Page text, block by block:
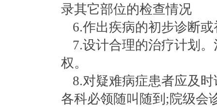
录其它部位的检查情况
6.作出疾病的初步诊断
7.设计合理的治疗计划
权。
8.对疑难病症患者应及
各科必领随叫随到 ;院级会